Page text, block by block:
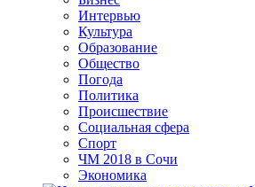
Интервью
Культура
Образование
Общество
Погода
Политика
Происшествие
Социальная сфера
Спорт
ЧМ 2018 в Сочи
Экономика